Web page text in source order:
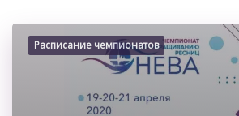
Расписание чемпионатов